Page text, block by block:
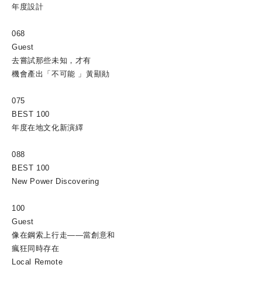
年度設計
068
Guest
去嘗試那些未知，才有
機會產出「不可能 」黃顯勛
075
BEST 100
年度在地文化新演繹
088
BEST 100
New Power Discovering
100
Guest
像在鋼索上行走——當創意和
瘋狂同時存在
Local Remote